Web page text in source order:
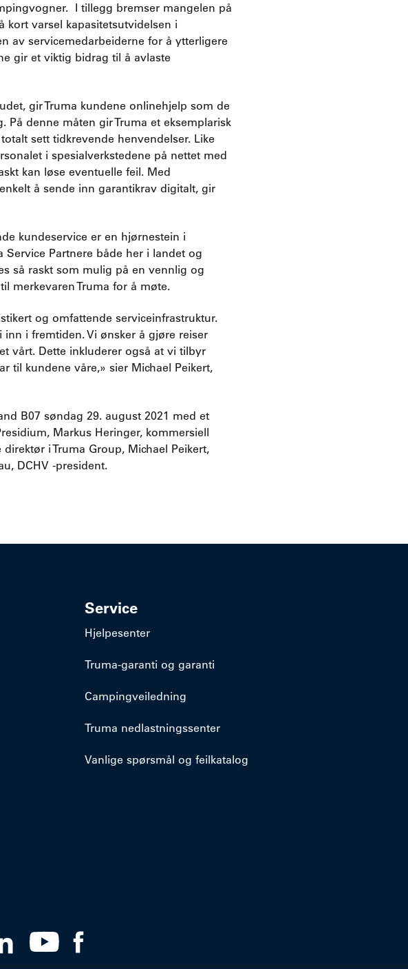
I tillegg bremser mangelen på
kort varsel kapasitetsutvidelsen i
av servicemedarbeiderne for å ytterligere
gir et viktig bidrag til å avlaste
gir Truma kundene onlinehjelp som de
denne måten gir Truma et eksemplarisk
sett tidkrevende henvendelser. Like
i spesialverkstedene på nettet med
kan løse eventuelle feil. Med
å sende inn garantikrav digitalt, gir
kundeservice er en hjørnestein i
Service Partnere både her i landet og
så raskt som mulig på en vennlig og
merkevaren Truma for å møte.
og omfattende serviceinfrastruktur.
i fremtiden. Vi ønsker å gjøre reiser
vårt. Dette inkluderer også at vi tilbyr
til kundene våre,» sier Michael Peikert,
B07 søndag 29. august 2021 med et
Markus Heringer, kommersiell
i Truma Group, Michael Peikert,
DCHV -president.
Service
Hjelpesenter
Truma-garanti og garanti
Campingveiledning
Truma nedlastningssenter
Vanlige spørsmål og feilkatalog